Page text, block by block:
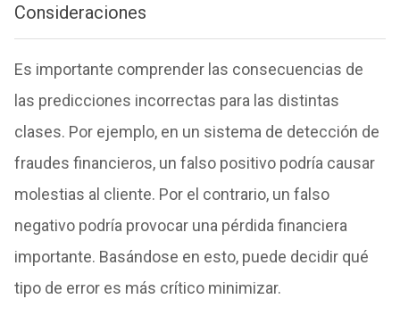
Consideraciones
Es importante comprender las consecuencias de
las predicciones incorrectas para las distintas
clases. Por ejemplo, en un sistema de detección de
fraudes financieros, un falso positivo podría causar
molestias al cliente. Por el contrario, un falso
negativo podría provocar una pérdida financiera
importante. Basándose en esto, puede decidir qué
tipo de error es más crítico minimizar.